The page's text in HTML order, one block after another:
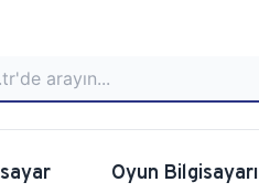
Oyun Bilgisayarı